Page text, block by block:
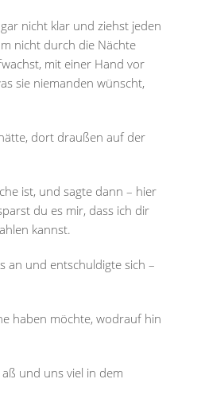
nicht klar und ziehst jeden
nicht durch die Nächte
mit einer Hand vor
sie niemanden wünscht,
dort draußen auf der
ist, und sagte dann – hier
du es mir, dass ich dir
kannst.
an und entschuldigte sich –
haben möchte, wodrauf hin
und uns viel in dem